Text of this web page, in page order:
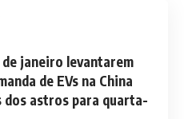
janeiro levantarem
de EVs na China
astros para quarta-